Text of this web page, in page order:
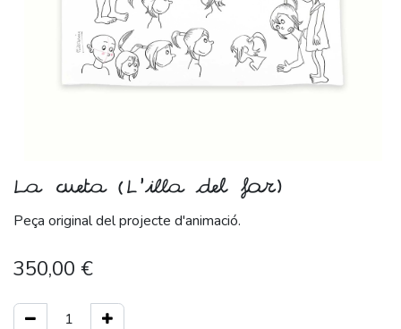
La cueta (L'illa del far)
Peça original del projecte d'animació.
350,00 €